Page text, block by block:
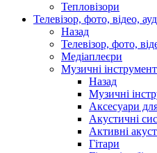
Тепловізори
Телевізор, фото, відео,
Назад
Телевізор, фото,
Медіаплеєри
Музичні
Назад
Музичні
Аксесуари
Акустичні
Активні
Гітари